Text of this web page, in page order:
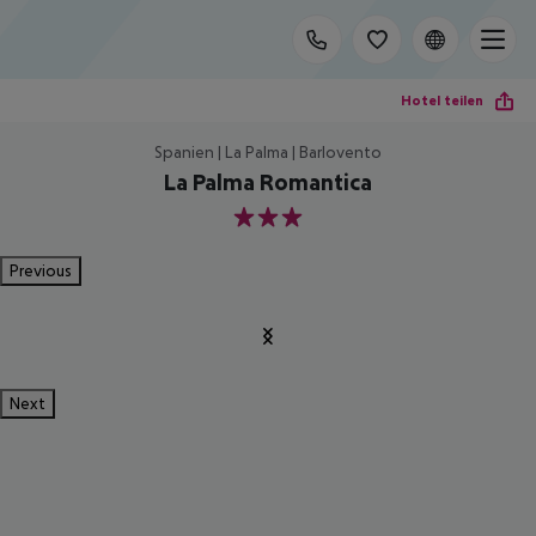
Hotel teilen
Spanien | La Palma | Barlovento
La Palma Romantica
3
Previous
Next